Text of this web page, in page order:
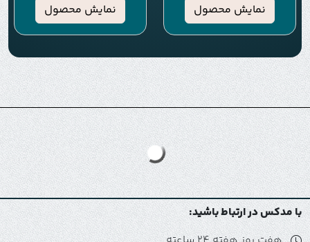
نمایش محصول نمایش محصول
با مدکس در ارتباط باشید: